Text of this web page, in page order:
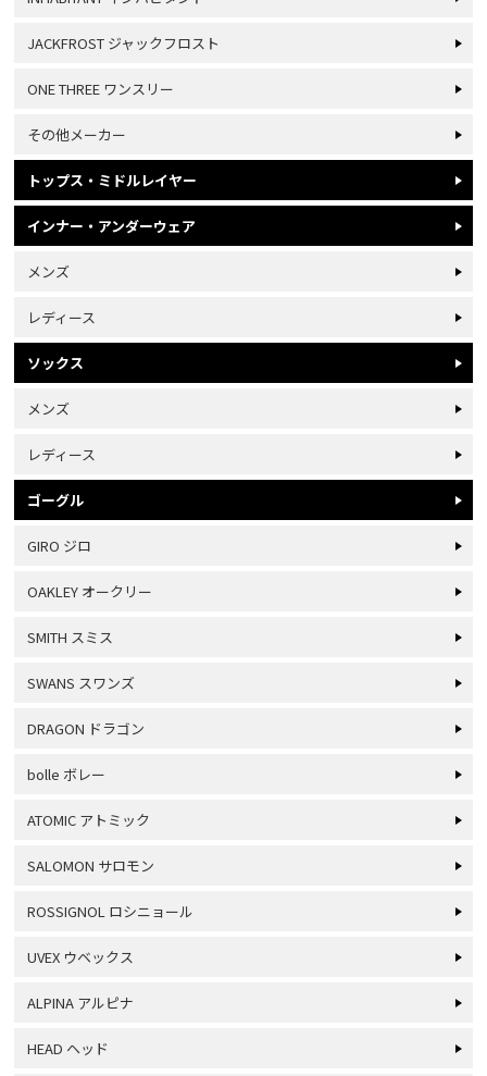
JACKFROST ジャックフロスト
ONE THREE ワンスリー
その他メーカー
トップス・ミドルレイヤー
インナー・アンダーウェア
メンズ
レディース
ソックス
メンズ
レディース
ゴーグル
GIRO ジロ
OAKLEY オークリー
SMITH スミス
SWANS スワンズ
DRAGON ドラゴン
bolle ボレー
ATOMIC アトミック
SALOMON サロモン
ROSSIGNOL ロシニョール
UVEX ウベックス
ALPINA アルピナ
HEAD ヘッド